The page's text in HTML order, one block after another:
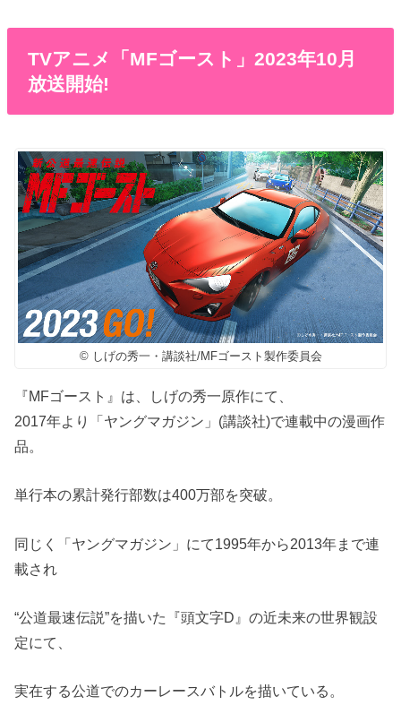
TVアニメ「MFゴースト」2023年10月
放送開始!
© しげの秀一・講談社/MFゴースト製作委員会
『MFゴースト』は、しげの秀一原作にて、
2017年より「ヤングマガジン」(講談社)で連載中の漫画作
品。
単行本の累計発行部数は400万部を突破。
同じく「ヤングマガジン」にて1995年から2013年まで連
載され
“公道最速伝説”を描いた『頭文字D』の近未来の世界観設
定にて、
実在する公道でのカーレースバトルを描いている。